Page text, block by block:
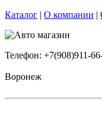
Каталог | О компании |
Телефон: +7(908)911-
Воронеж